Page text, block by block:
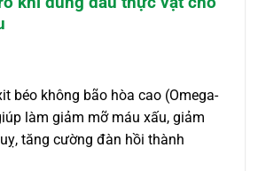
béo không bão hòa cao (Omega-
làm giảm mỡ máu xấu, giảm
tăng cường đàn hồi thành